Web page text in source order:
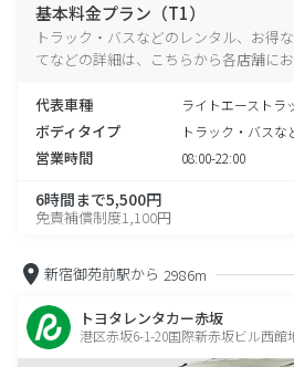
基本料金プラン（T1）
トラック・バスなどのレンタル、お得
てなどの詳細は、こちらから各店舗にお
代表車種 ライトエーストラ
ボディタイプ トラック・バスな
営業時間 08:00-22:00
6時間まで5,500円
免責補償制度1,100円
新宿御苑前駅から 2986m
トヨタレンタカー赤坂
港区赤坂6-1-20国際新赤坂ビル西館